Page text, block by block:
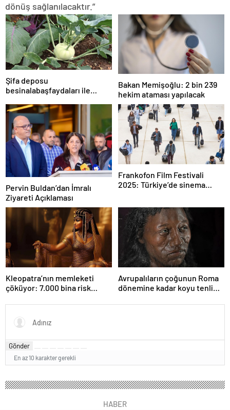
dönüş sağlanılacaktır.”
Şifa deposu
besinalabaşfaydaları ile
koruyan mucize besin
alabaş…
Bakan Memişoğlu: 2 bin 239
hekim ataması yapılacak
Pervin Buldan’dan İmralı
Ziyareti Açıklaması
Frankofon Film Festivali
2025: Türkiye’de sinema
Kleopatra’nın memleketi
çöküyor: 7.000 bina risk
Avrupalıların çoğunun Roma
dönemine kadar koyu tenli
Gönder
En az 10 karakter gerekli
HABER